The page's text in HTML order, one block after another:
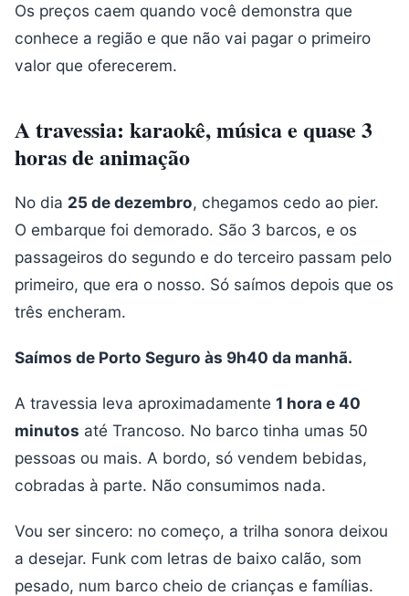
Os preços caem quando você demonstra que
conhece a região e que não vai pagar o primeiro
valor que oferecerem.
A travessia: karaokê, música e quase 3
horas de animação
No dia 25 de dezembro, chegamos cedo ao pier.
O embarque foi demorado. São 3 barcos, e os
passageiros do segundo e do terceiro passam pelo
primeiro, que era o nosso. Só saímos depois que os
três encheram.
Saímos de Porto Seguro às 9h40 da manhã.
A travessia leva aproximadamente 1 hora e 40
minutos até Trancoso. No barco tinha umas 50
pessoas ou mais. A bordo, só vendem bebidas,
cobradas à parte. Não consumimos nada.
Vou ser sincero: no começo, a trilha sonora deixou
a desejar. Funk com letras de baixo calão, som
pesado, num barco cheio de crianças e famílias.